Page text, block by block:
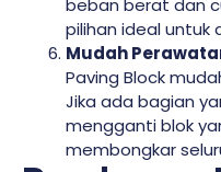
beban berat dan
pilihan ideal untuk
Mudah
Paving Block
Jika ada bagian
mengganti blok
membongkar